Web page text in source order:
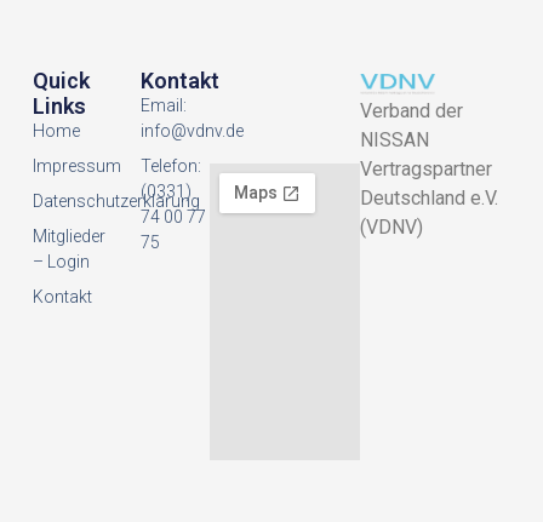
Verband der
NISSAN
Vertragspartner
Deutschland e.V.
(VDNV)
Quick
Links
Home
Impressum
Datenschutzerklarung
Mitglieder
– Login
Kontakt
Kontakt
Email:
info@vdnv.de
Telefon:
(0331)
74 00 77
75